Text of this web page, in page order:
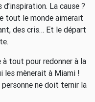
d’inspiration. La cause ?
tout le monde aimerait
des cris… Et le départ
tout pour redonner à la
les mènerait à Miami !
personne ne doit ternir la